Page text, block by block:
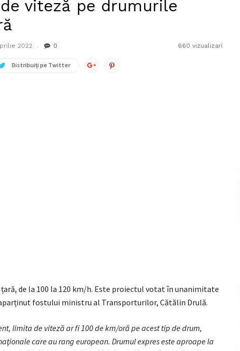
viteză pe drumurile
2022 0 660 vizualizari
Distribuiți pe Twitter
de la 100 la 120 km/h. Este proiectul votat în unanimitate
fostului ministru al Transporturilor, Cătălin Drulă.
limita de viteză ar fi 100 de km/oră pe acest tip de drum,
care au rang european. Drumul expres este aproape la